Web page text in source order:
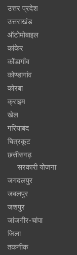
उत्तर प्रदेश
उत्तराखंड
ऑटोमोबाइल
कांकेर
कोंडागाँव
कोण्डागांव
कोरबा
क्राइम
खेल
गरियाबंद
चित्रकूट
छत्तीसगढ़
सरकारी योजना
जगदलपुर
जबलपुर
जशपुर
जांजगीर-चांपा
जिला
तकनीक